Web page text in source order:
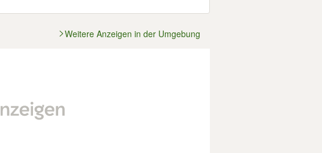
Weitere Anzeigen in der Umgebung